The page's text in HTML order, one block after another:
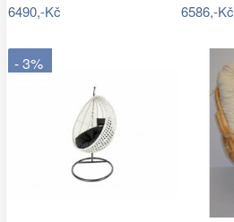
6490,-Kč 6586,-Kč
- 3%